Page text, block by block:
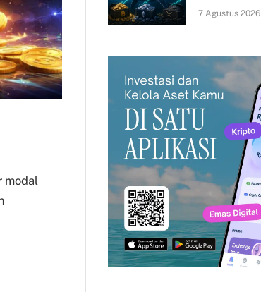
modal
7 Agustus 2026